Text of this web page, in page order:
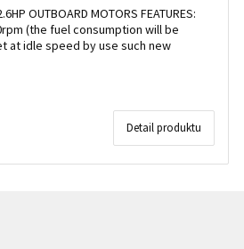
OUTBOARD MOTORS FEATURES:
(the fuel consumption will be
at idle speed by use such new
Detail produktu